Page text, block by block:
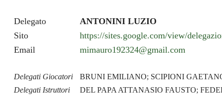
Delegato
ANTONINI LUZIO
Sito
https://sites.google.com/view/
Email
mimauro192324@gmail.com
Delegati Giocatori
BRUNI EMILIANO; SCIPIONI
Delegati Istruttori
DEL PAPA ATTANASIO FAUSTO;